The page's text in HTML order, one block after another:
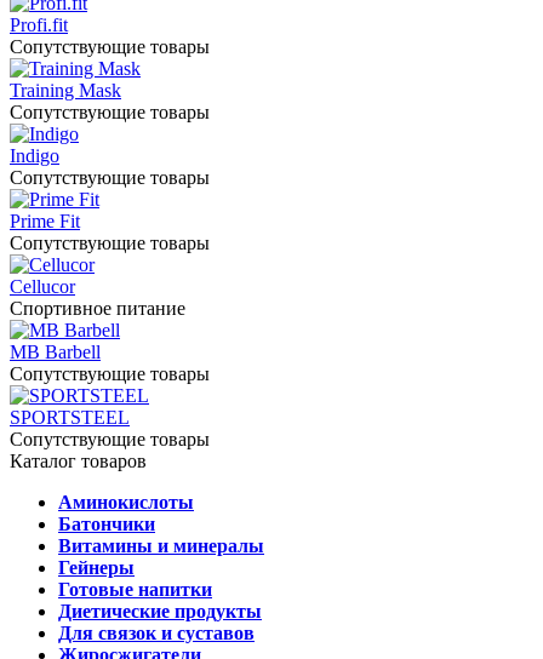
Profi.fit
Сопутствующие товары
Training Mask
Сопутствующие товары
Indigo
Сопутствующие товары
Prime Fit
Сопутствующие товары
Cellucor
Спортивное питание
MB Barbell
Сопутствующие товары
SPORTSTEEL
Сопутствующие товары
Каталог товаров
Аминокислоты
Батончики
Витамины и минералы
Гейнеры
Готовые напитки
Диетические продукты
Для связок и суставов
Жиросжигатели